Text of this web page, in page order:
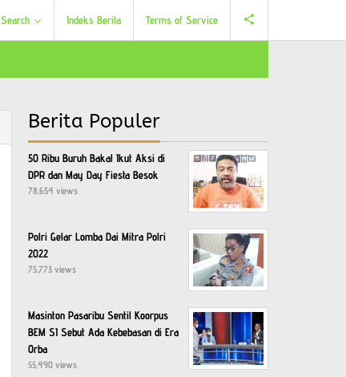
Search Indeks Berita Terms of Service
Berita Populer
50 Ribu Buruh Bakal Ikut Aksi di
DPR dan May Day Fiesta Besok
78,654 views
Polri Gelar Lomba Dai Mitra Polri
2022
75,773 views
Masinton Pasaribu Sentil Koorpus
BEM SI Sebut Ada Kebebasan di Era
Orba
55,490 views